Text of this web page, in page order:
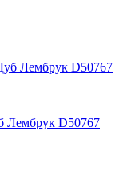
Лембрук D50767